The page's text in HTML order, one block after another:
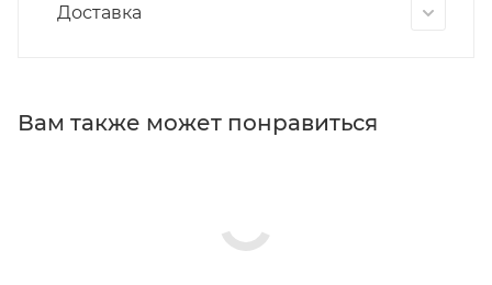
Доставка
Вам также может понравиться